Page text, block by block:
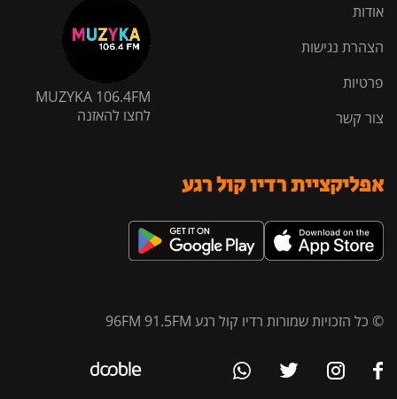
אודות
הצהרת נגישות
פרטיות
צור קשר
MUZYKA 106.4FM
לחצו להאזנה
אפליקציית רדיו קול רגע
© כל הזכויות שמורות רדיו קול רגע 96FM 91.5FM